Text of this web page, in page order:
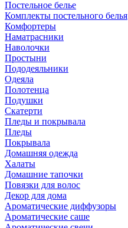
Постельное белье
Комплекты постельного белья
Комфортеры
Наматрасники
Наволочки
Простыни
Пододеяльники
Одеяла
Полотенца
Подушки
Скатерти
Пледы и покрывала
Пледы
Покрывала
Домашняя одежда
Халаты
Домашние тапочки
Повязки для волос
Декор для дома
Ароматические диффузоры
Ароматические саше